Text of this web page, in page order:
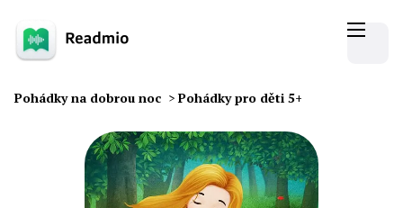
Pohádky na dobrou noc > Pohádky pro děti 5+